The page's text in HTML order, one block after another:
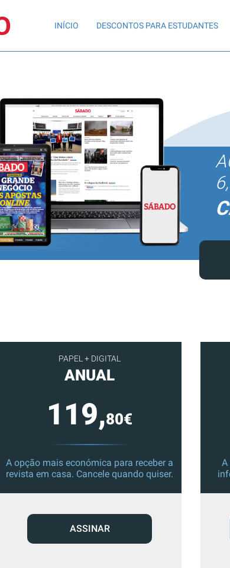
INÍCIO DESCONTOS PARA ESTUDANTES
PAPEL + DIGITAL
ANUAL
119,80€
A opção mais económica para receber a
revista em casa. Cancele quando quiser.
ASSINAR